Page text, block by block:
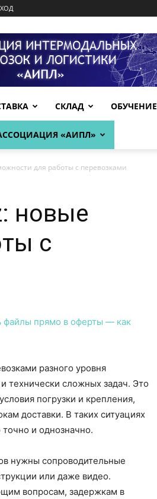
СКЛАД ОБУЧЕНИЕ
«АИПЛ»
для работы с перевозками
новые
с
разного уровня
технически сложных задач. Это
погрузки и крепления,
доставки. В таких ситуациях
и однозначно.
нужны сопроводительные
или даже видео.
вопросам, задержкам в